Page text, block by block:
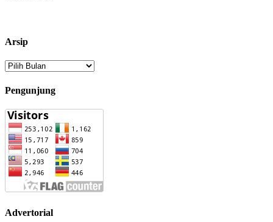
Arsip
Arsip
Pengunjung
Advertorial